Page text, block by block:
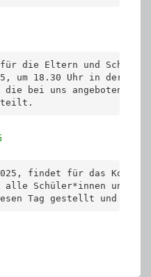
für die Eltern und
um 18.30 Uhr in der Aula
die bei uns angebotenen
findet für das
alle Schüler*innen
Tag gestellt und